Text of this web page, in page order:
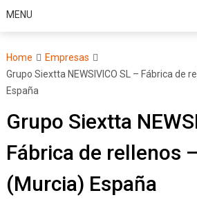
MENU
Home
Empresas
Grupo Siextta NEWSIVICO SL – Fábrica de
España
Grupo Siextta
Fábrica de rellenos
(Murcia) España